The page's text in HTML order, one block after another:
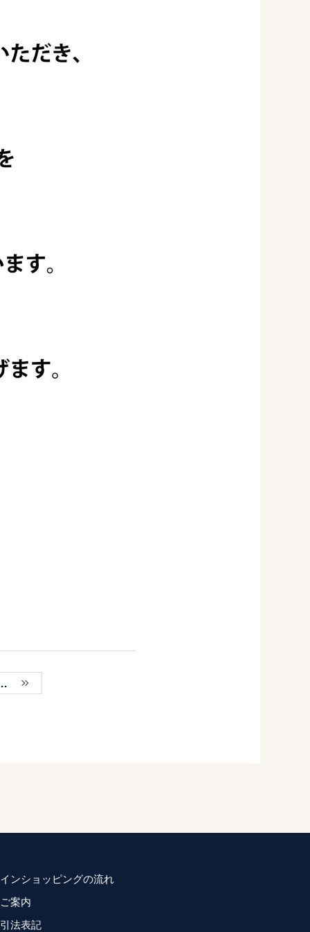
ンショッピングの流れ
案内
法表記